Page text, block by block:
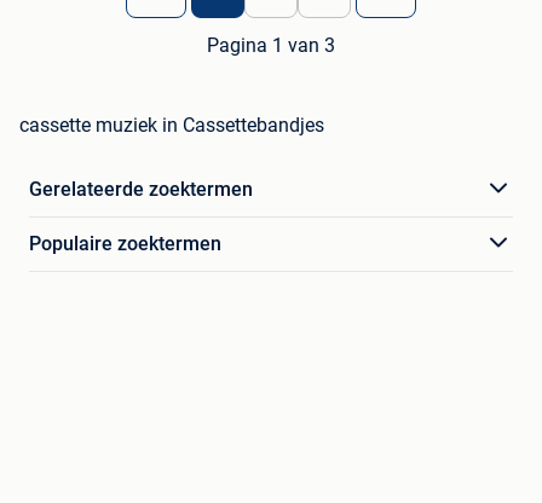
Pagina 1 van 3
cassette muziek in Cassettebandjes
Gerelateerde zoektermen
Populaire zoektermen